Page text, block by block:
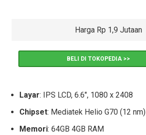
Harga Rp 1,9 Jutaan
BELI DI TOKOPEDIA >>
Layar: IPS LCD, 6.6″, 1080 x 2408
Chipset: Mediatek Helio G70 (12 nm)
Memori: 64GB 4GB RAM